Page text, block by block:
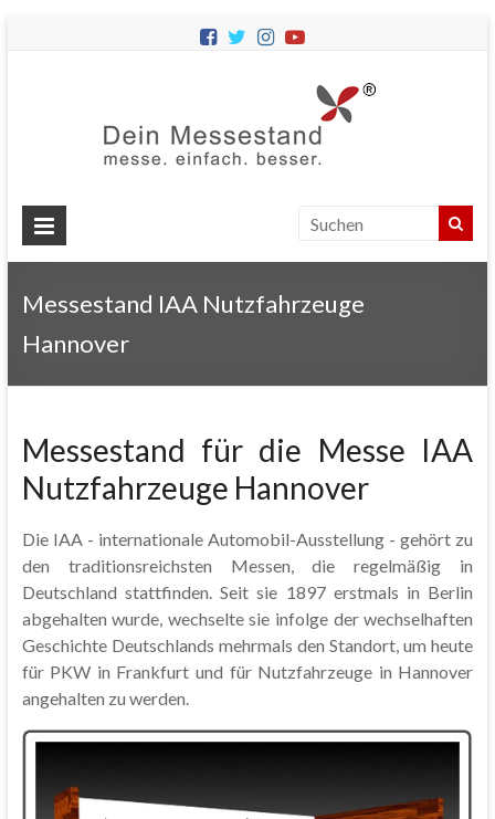
Messestände
für
Messestand IAA Nutzfahrzeuge
Hannover
Messestand für die Messe IAA
Nutzfahrzeuge Hannover
Die IAA - internationale Automobil-Ausstellung - gehört zu
den traditionsreichsten Messen, die regelmäßig in
Deutschland stattfinden. Seit sie 1897 erstmals in Berlin
abgehalten wurde, wechselte sie infolge der wechselhaften
Geschichte Deutschlands mehrmals den Standort, um heute
für PKW in Frankfurt und für Nutzfahrzeuge in Hannover
angehalten zu werden.